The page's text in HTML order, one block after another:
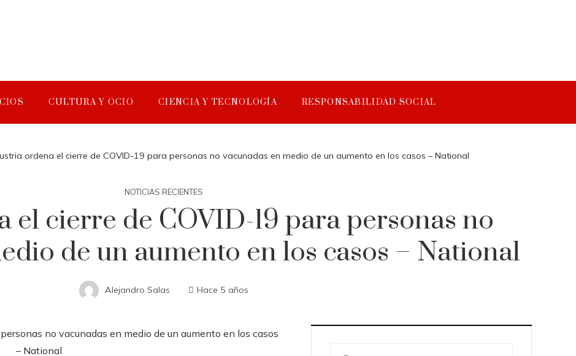
CULTURA Y OCIO CIENCIA Y TECNOLOGÍA RESPONSABILIDAD SOCIAL
ordena el cierre de COVID-19 para personas no vacunadas en medio de un aumento en los casos – National
NOTICIAS RECIENTES
el cierre de COVID-19 para personas no
de un aumento en los casos – National
Alejandro Salas Hace 5 años